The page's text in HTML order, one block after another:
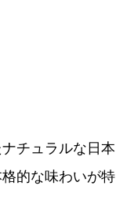
チュラルな日本
的な味わいが特